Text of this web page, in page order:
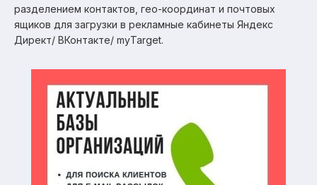
разделением контактов, гео-координат и почтовых
ящиков для загрузки в рекламные кабинеты Яндекс
Директ/ ВКонтакте/ myTarget.